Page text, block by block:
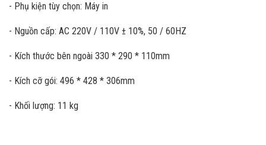
- Phụ kiện tùy chọn: Máy in
- Nguồn cấp: AC 220V / 110V ± 10%, 50 / 60HZ
- Kích thước bên ngoài 330 * 290 * 110mm
- Kích cỡ gói: 496 * 428 * 306mm
- Khối lượng: 11 kg